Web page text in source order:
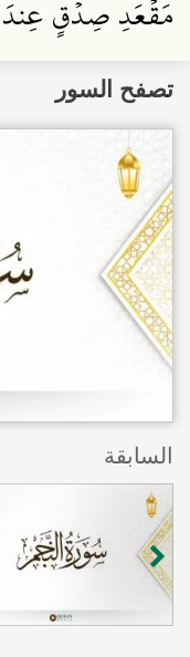
مَقۡعَدِ صِدۡقٍ
تصفح السور
السابقة